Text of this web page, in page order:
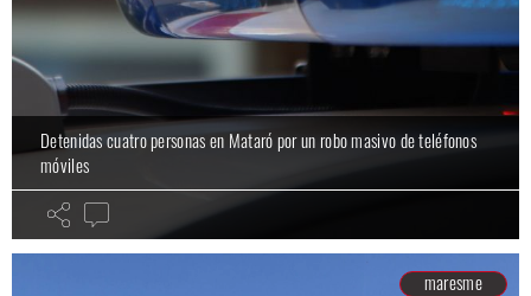
Detenidas cuatro personas en Mataró por un robo masivo de teléfonos
móviles
maresme